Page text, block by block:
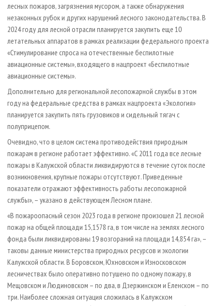
лесных пожаров, загрязнения мусором, а также обнаружения
незаконных рубок и других нарушений лесного законодательства. В
2024 году для лесной отрасли планируется закупить еще 10
летательных аппаратов в рамках реализации федерального проекта
«Стимулирование спроса на отечественные беспилотные
авиационные системы», входящего в нацпроект «Беспилотные
авиационные системы».
Дополнительно для региональной лесопожарной службы в этом
году на федеральные средства в рамках нацпроекта «Экология»
планируется закупить пять грузовиков и сидельный тягач с
полуприцепом.
Очевидно, что в целом система противодействия природным
пожарам в регионе работает эффективно. «С 2011 года все лесные
пожары в Калужской области ликвидируются в течение суток после
возникновения, крупные пожары отсутствуют. Приведенные
показатели отражают эффективность работы лесопожарной
службы», – указано в действующем Лесном плане.
«В пожароопасный сезон 2023 года в регионе произошел 21 лесной
пожар на общей площади 15,1578 га, в том числе на землях лесного
фонда были ликвидированы 19 возгораний на площади 14,854 га», –
таковы данные министерства природных ресурсов и экологии
Калужской области. В Боровском, Юхновском и Износковском
лесничествах было оперативно потушено по одному пожару, в
Мещовском и Людиновском – по два, в Дзержинском и Еленском – по
три. Наиболее сложная ситуация сложилась в Калужском